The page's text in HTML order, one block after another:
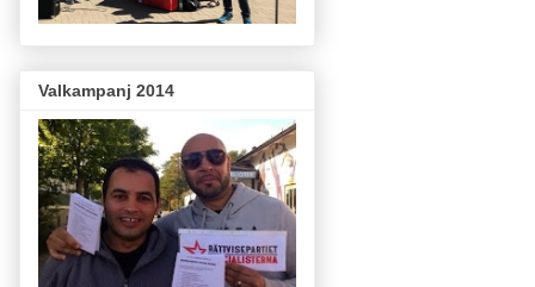
Valkampanj 2014